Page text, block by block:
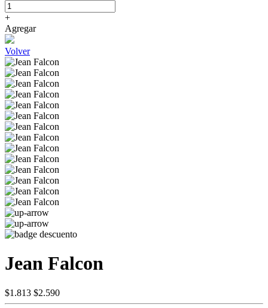
+
Agregar
Volver
Jean Falcon
$1.813 $2.590